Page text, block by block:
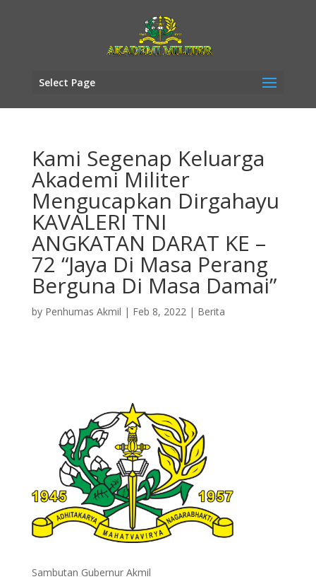
Select Page
Kami Segenap Keluarga
Akademi Militer
Mengucapkan Dirgahayu
KAVALERI TNI
ANGKATAN DARAT KE –
72 “Jaya Di Masa Perang
Berguna Di Masa Damai”
by Penhumas Akmil | Feb 8, 2022| Berita
Sambutan Gubernur Akmil